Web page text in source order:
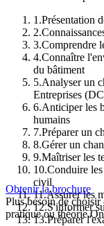
1 .Présentation
2.
3.Comprendre
4.Connaître
du bâtiment
5.Analyser un
Entreprises
6.Anticiper les
humains
7.Préparer un
8.Gérer un
9.Maîtriser les
10.Conduire
civil
11.Assurer les
12.S'informer
13.Préparer
Obtenir la brochure
Plus besoin de choisir
pratique ou théorie.